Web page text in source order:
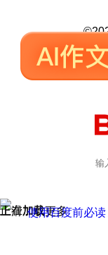
正在加载
上滑加载更多
使用百度前必